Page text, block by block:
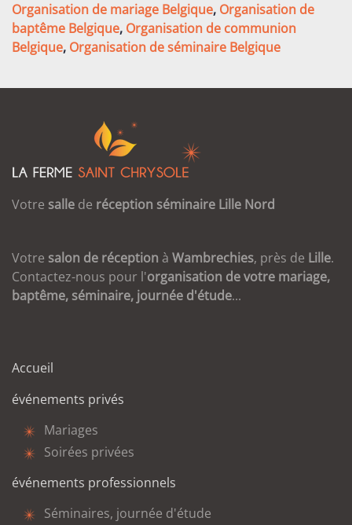
Organisation de mariage Belgique, Organisation de
baptême Belgique, Organisation de communion
Belgique, Organisation de séminaire Belgique
Votre salle de réception séminaire Lille Nord
Votre salon de réception à Wambrechies, près de Lille.
Contactez-nous pour l'organisation de votre mariage,
baptême, séminaire, journée d'étude...
Accueil
événements privés
Mariages
Soirées privées
événements professionnels
Séminaires, journée d'étude